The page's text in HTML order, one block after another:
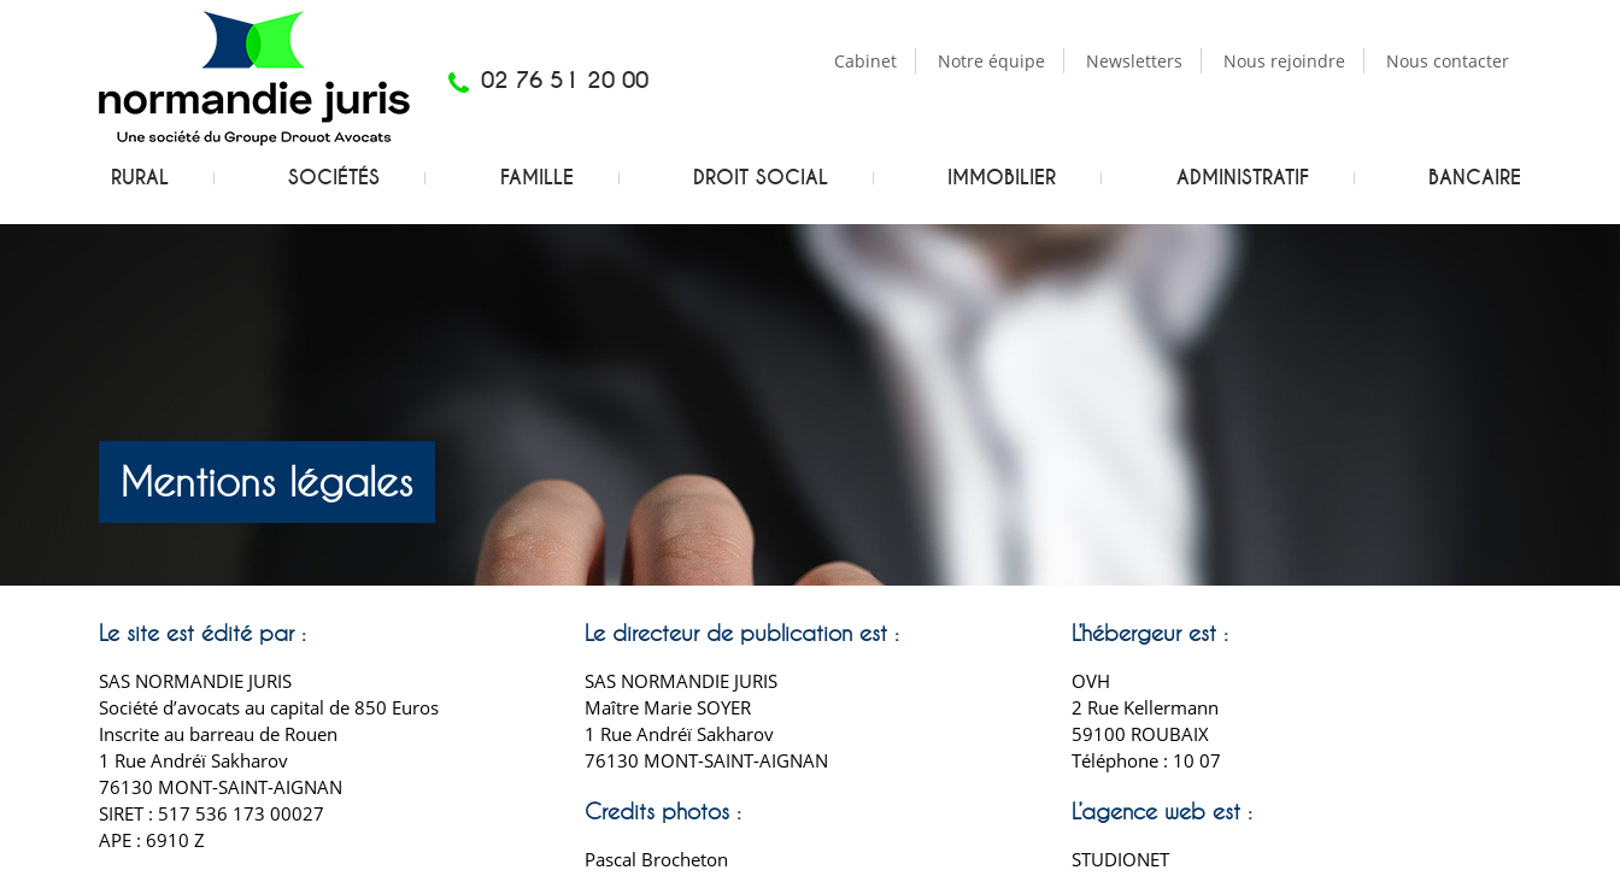
02 76 51 20 00
Cabinet Notre équipe Newsletters Nous rejoindre Nous contacter
RURAL SOCIÉTÉS FAMILLE DROIT SOCIAL IMMOBILIER ADMINISTRATIF BANCAIRE
Mentions légales
Le site est édité par :
SAS NORMANDIE JURIS
Société d’avocats au capital de 850 Euros
Inscrite au barreau de Rouen
1 Rue Andréï Sakharov
76130 MONT-SAINT-AIGNAN
SIRET : 517 536 173 00027
APE : 6910 Z
Le directeur de publication est :
SAS NORMANDIE JURIS
Maître Marie SOYER
1 Rue Andréï Sakharov
76130 MONT-SAINT-AIGNAN
Credits photos :
Pascal Brocheton
L’hébergeur est :
OVH
2 Rue Kellermann
59100 ROUBAIX
Téléphone : 10 07
L’agence web est :
STUDIONET